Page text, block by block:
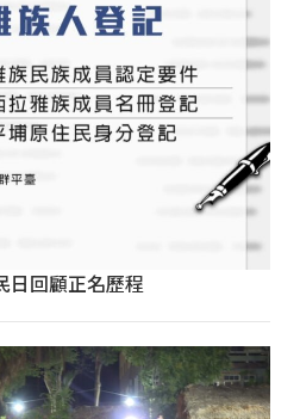
日回顧正名歷程